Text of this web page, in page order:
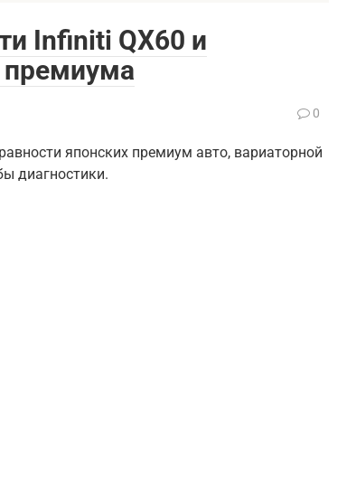
Infiniti QX60 и
премиума
0
японских премиум авто, вариаторной
диагностики.